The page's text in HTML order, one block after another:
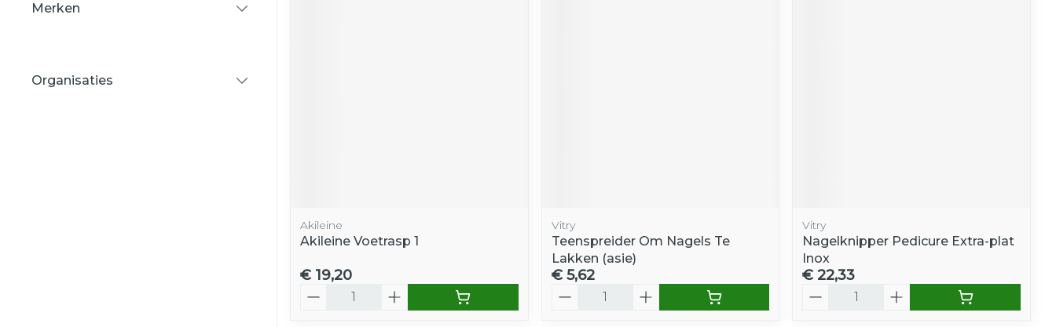
Merken
Organisaties
Akileine
Akileine Voetrasp 1
€ 19,20
Vitry
Teenspreider Om Nagels Te
Lakken (asie)
€ 5,62
Vitry
Nagelknipper Pedicure Extra-plat
Inox
€ 22,33